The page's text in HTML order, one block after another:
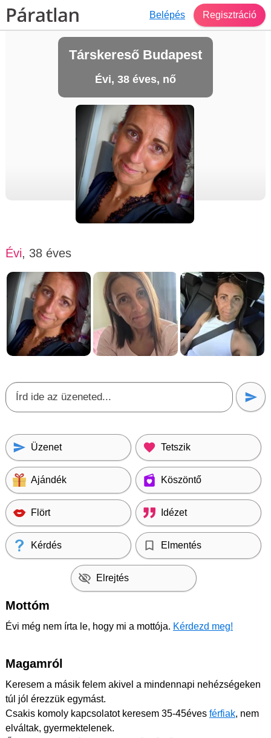
Belépés Regisztráció
Társkereső Budapest
Évi, 38 éves, nő
Évi, 38 éves
Üzenet Tetszik
Ajándék Köszöntő
Flört Idézet
Kérdés Elmentés
Elrejtés
Mottóm
Évi még nem írta le, hogy mi a mottója. Kérdezd meg!
Magamról
Keresem a másik felem akivel a mindennapi nehézségeken
túl jól érezzük egymást.
Csakis komoly kapcsolatot keresem 35-45éves férfiak, nem
elváltak, gyermektelenek.